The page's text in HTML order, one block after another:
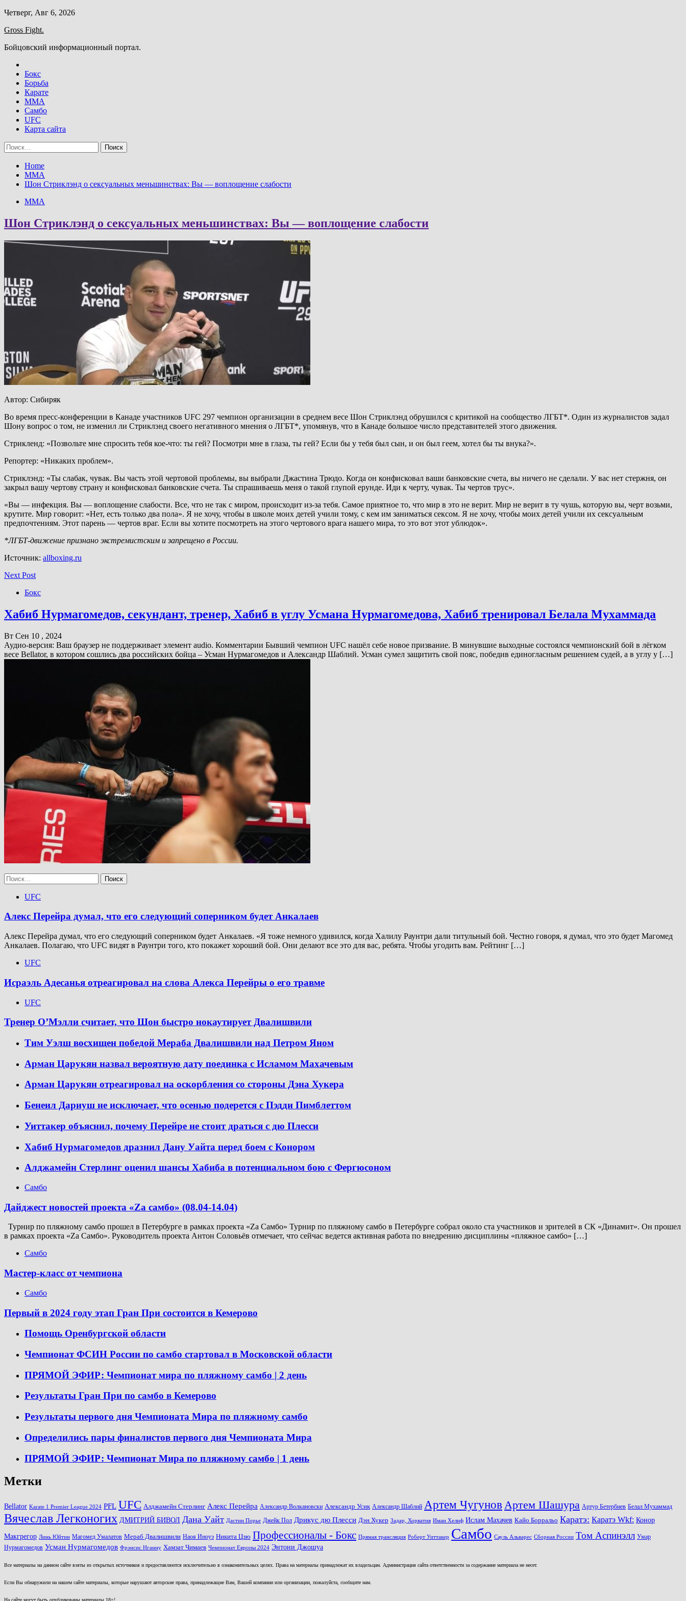
Skip
content
Четверг, Авг 6, 2026
Gross Fight.
Бойцовский информационный портал.
Бокс
Борьба
Карате
ММА
Самбо
UFC
Карта сайта
Найти:
Home
ММА
Шон Стриклэнд о сексуальных меньшинствах: Вы — воплощение слабости
ММА
Шон Стриклэнд о сексуальных меньшинствах: Вы — воплощение слабости
Автор: Сибиряк
Во время пресс-конференции в Канаде участников UFC 297 чемпион организации в среднем весе Шон Стриклэнд обрушился с критикой на сообщество ЛГБТ*. Один из журналистов задал
Шону вопрос о том, не изменил ли Стриклэнд своего негативного мнения о ЛГБТ*, упомянув, что в Канаде большое число представителей этого движения.
Стрикленд: «Позвольте мне спросить тебя кое-что: ты гей? Посмотри мне в глаза, ты гей? Если бы у тебя был сын, и он был геем, хотел бы ты внука?».
Репортер: «Никаких проблем».
Стриклэнд: «Ты слабак, чувак. Вы часть этой чертовой проблемы, вы выбрали Джастина Трюдо. Когда он конфисковал ваши банковские счета, вы ничего не сделали. У вас нет стержня, он
закрыл вашу чертову страну и конфисковал банковские счета. Ты спрашиваешь меня о такой глупой ерунде. Иди к черту, чувак. Ты чертов трус».
«Вы — инфекция. Вы — воплощение слабости. Все, что не так с миром, происходит из-за тебя. Самое приятное то, что мир в это не верит. Мир не верит в ту чушь, которую вы, черт возьми,
крутите. Мир говорит: «Нет, есть только два пола». Я не хочу, чтобы в школе моих детей учили тому, с кем им заниматься сексом. Я не хочу, чтобы моих детей учили их сексуальным
предпочтениям. Этот парень — чертов враг. Если вы хотите посмотреть на этого чертового врага нашего мира, то это вот этот ублюдок».
*ЛГБТ-движение признано экстремистским и запрещено в России.
Источник: allboxing.ru
Next Post
Бокс
Хабиб Нурмагомедов, секундант, тренер, Хабиб в углу Усмана Нурмагомедова, Хабиб тренировал Белала Мухаммада
Вт Сен 10 , 2024
Аудио-версия: Ваш браузер не поддерживает элемент audio. Комментарии Бывший чемпион UFC нашёл себе новое призвание. В минувшие выходные состоялся чемпионский бой в лёгком
весе Bellator, в котором сошлись два российских бойца – Усман Нурмагомедов и Александр Шаблий. Усман сумел защитить свой пояс, победив единогласным решением судей, а в углу у […]
Найти:
UFC
Алекс Перейра думал, что его следующий соперником будет Анкалаев
Алекс Перейра думал, что его следующий соперником будет Анкалаев. «Я тоже немного удивился, когда Халилу Раунтри дали титульный бой. Честно говоря, я думал, что это будет Магомед
Анкалаев. Полагаю, что UFC видят в Раунтри того, кто покажет хороший бой. Они делают все это для вас, ребята. Чтобы угодить вам. Рейтинг […]
UFC
Исраэль Адесанья отреагировал на слова Алекса Перейры о его травме
UFC
Тренер О’Мэлли считает, что Шон быстро нокаутирует Двалишвили
Тим Уэлш восхищен победой Мераба Двалишвили над Петром Яном
Арман Царукян назвал вероятную дату поединка с Исламом Махачевым
Арман Царукян отреагировал на оскорбления со стороны Дэна Хукера
Бенеил Дариуш не исключает, что осенью подерется с Пэдди Пимблеттом
Уиттакер объяснил, почему Перейре не стоит драться с дю Плесси
Хабиб Нурмагомедов дразнил Дану Уайта перед боем с Конором
Алджамейн Стерлинг оценил шансы Хабиба в потенциальном бою с Фергюсоном
Самбо
Дайджест новостей проекта «Zа самбо» (08.04-14.04)
Турнир по пляжному самбо прошел в Петербурге в рамках проекта «Za Самбо» Турнир по пляжному самбо в Петербурге собрал около ста участников и зрителей в СК «Динамит». Он прошел
в рамках проекта «Za Самбо». Руководитель проекта Антон Соловьёв отмечает, что сейчас ведется активная работа по внедрению дисциплины «пляжное самбо» […]
Самбо
Мастер-класс от чемпиона
Самбо
Первый в 2024 году этап Гран При состоится в Кемерово
Помощь Оренбургской области
Чемпионат ФСИН России по самбо стартовал в Московской области
ПРЯМОЙ ЭФИР: Чемпионат мира по пляжному самбо | 2 день
Результаты Гран При по самбо в Кемерово
Результаты первого дня Чемпионата Мира по пляжному самбо
Определились пары финалистов первого дня Чемпионата Мира
ПРЯМОЙ ЭФИР: Чемпионат Мира по пляжному самбо | 1 день
Метки
Bellator Karate 1 Premier League 2024 PFL UFC Алджамейн Стерлинг Алекс Перейра Александр Волкановски Александр Усик Александр Шаблий Артем Чугунов Артем Шашура Артур Бетербиев Белал Мухаммад
Вячеслав Легконогих ДМИТРИЙ БИВОЛ Дана Уайт Дастин Порье Джейк Пол Дрикус дю Плесси Дэн Хукер Задар, Хорватия Иман Хелиф Ислам Махачев Кайо Борральо Каратэ: Каратэ Wkf: Конор
Макгрегор Линь Юйтин Магомед Умалатов Мераб Двалишвили Наоя Иноуэ Никита Цзю Профессионалы - Бокс Прямая трансляция Роберт Уиттакер Самбо Сауль Альварес Сборная России Том Аспинэлл Умар
Нурмагомедов Усман Нурмагомедов Фрэнсис Нганну Хамзат Чимаев Чемпионат Европы 2024 Энтони Джошуа
Все материалы на данном сайте взяты из открытых источников и предоставляются исключительно в ознакомительных целях. Права на материалы принадлежат их владельцам. Администрация сайта ответственности за содержание материала не несет.
Если Вы обнаружили на нашем сайте материалы, которые нарушают авторские права, принадлежащие Вам, Вашей компании или организации, пожалуйста, сообщите нам.